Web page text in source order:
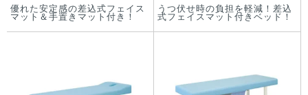
優れた安定感の差込式フェイス
マット＆手置きマット付き！
うつ伏せ時の負担を軽減！差込
式フェイスマット付きベッド！